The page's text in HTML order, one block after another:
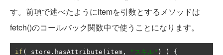
す。前項で述べたようにitemを引数とするメソッドは
fetch()のコールバック関数中で使うことになります。
if ( store . hasAttribute ( item , "スキル" ) )
{